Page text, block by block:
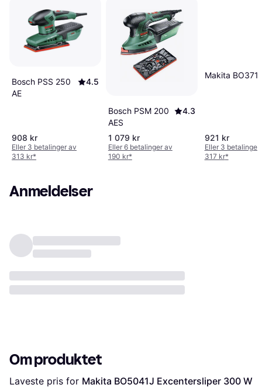
Bosch PSS 250
AE
4.5
908 kr
Eller 3 betalinger av
313 kr*
Bosch PSM 200
AES
4.3
1 079 kr
Eller 6 betalinger av
190 kr*
Makita
921 kr
Eller 3 betalinger
317 kr*
Anmeldelser
Om produktet
Laveste pris for Makita BO5041J Excentersliper 300 W